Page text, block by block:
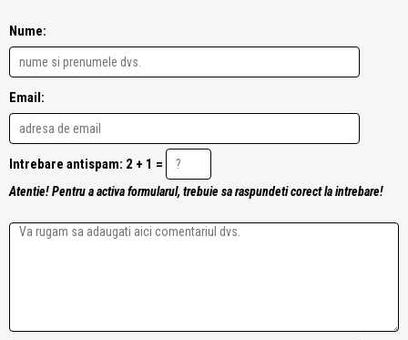
Nume:
Email:
Intrebare antispam: 2 + 1 =
Atentie! Pentru a activa formularul, trebuie sa raspundeti corect la intrebare!